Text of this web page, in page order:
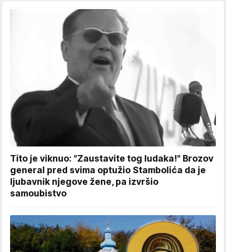
Tito je viknuo: "Zaustavite tog ludaka!" Brozov
general pred svima optužio Stambolića da je
ljubavnik njegove žene, pa izvršio
samoubistvo